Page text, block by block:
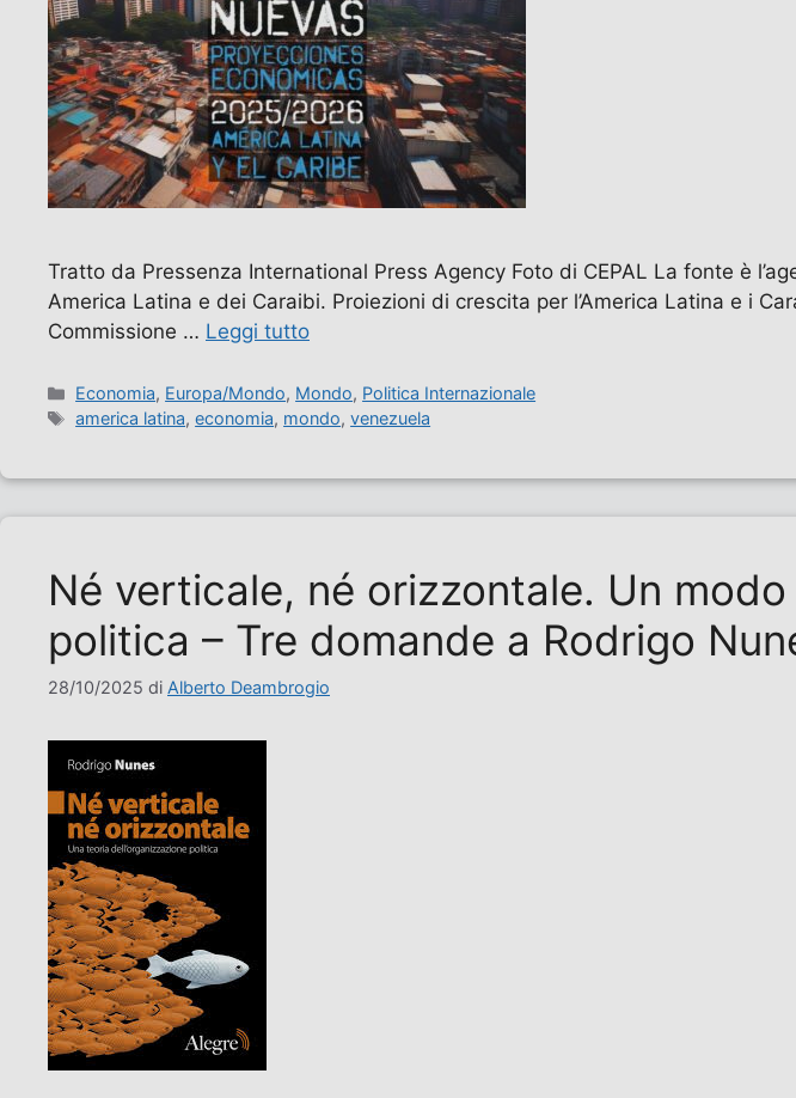
Tratto da Pressenza International Press Agency Foto di CEPAL La fonte è
America Latina e dei Caraibi. Proiezioni di crescita per l’America Latina e i
Commissione … Leggi tutto
Categorie
Economia, Europa/Mondo, Mondo, Politica Internazionale
Tag
america latina,economia, mondo,venezuela
Né verticale, né orizzontale. Un
politica – Tre domande a Rodrigo
28/10/2025 di Alberto Deambrogio